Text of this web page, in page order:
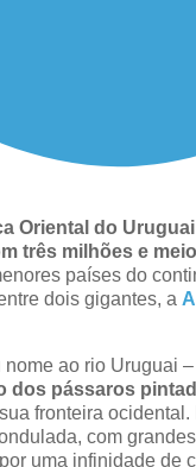
Oriental do
três milhões e
países do
dois gigantes, a
nome ao rio Uruguai
dos pássaros
fronteira ocidental.
com
uma infinidade de